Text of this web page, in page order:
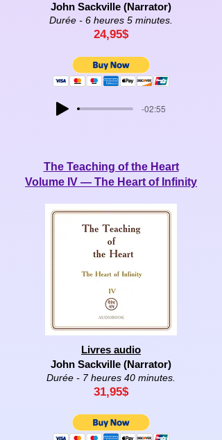
John Sackville (Narrator)
Durée - 6 heures 5 minutes.
24,95$
-02:55
The Teaching of the Heart
Volume IV — The Heart of Infinity
Livres audio
John Sackville (Narrator)
Durée - 7 heures 40 minutes.
31,95$